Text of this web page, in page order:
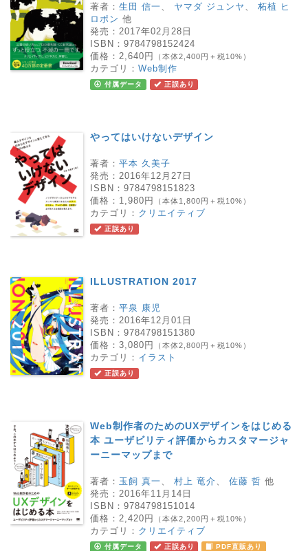
著者： 生田 信一 ヤマダ ジュンヤ
柘植 ヒ
ロポン 他
発売： 2017年02月28日
ISBN： 9784798152424
価格： 2,640円 （本体2,400円＋税10%）
カテゴリ： Web制作
付属データ 正誤あり
やってはいけないデザイン
著者： 平本 久美子
発売： 2016年12月27日
ISBN： 9784798151823
価格： 1,980円 （本体1,800円＋税10%）
カテゴリ： クリエイティブ
正誤あり
ILLUSTRATION 2017
著者： 平泉 康児
発売： 2016年12月01日
ISBN： 9784798151380
価格： 3,080円 （本体2,800円＋税10%）
カテゴリ： イラスト
正誤あり
Web制作者のためのUXデザインをはじめる
本 ユーザビリティ評価からカスタマージャ
ーニーマップまで
著者： 玉飼 真一 村上 竜介 佐藤 哲 他
発売： 2016年11月14日
ISBN： 9784798151014
価格： 2,420円 （本体2,200円＋税10%）
カテゴリ： クリエイティブ
付属データ 正誤あり PDF直販あり